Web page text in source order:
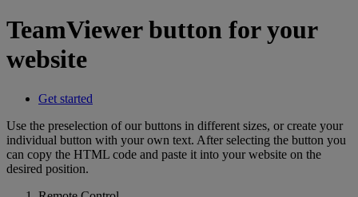
TeamViewer button for your
website
Get started
Use the preselection of our buttons in different sizes, or create your
individual button with your own text. After selecting the button you
can copy the HTML code and paste it into your website on the
desired position.